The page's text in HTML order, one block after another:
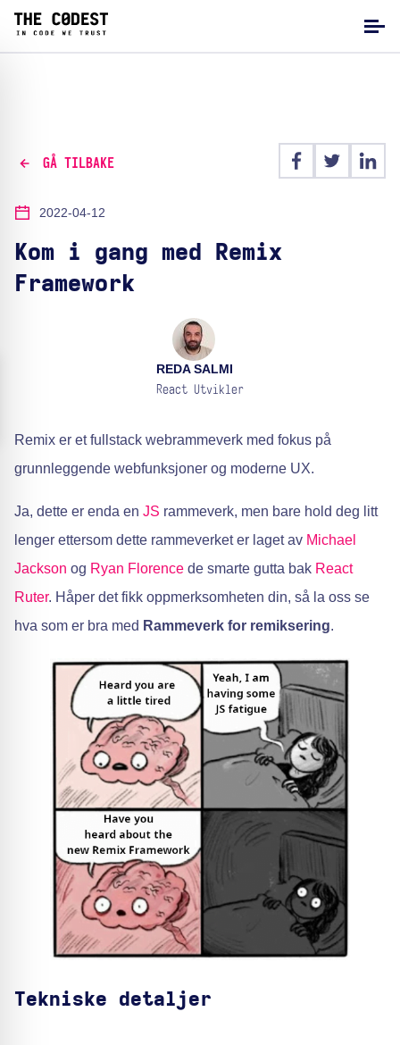
GÅ TILBAKE
2022-04-12
Kom i gang med Remix
Framework
REDA SALMI
React Utvikler
Remix er et fullstack webrammeverk med fokus på
grunnleggende webfunksjoner og moderne UX.
Ja, dette er enda en JS rammeverk, men bare hold deg litt
lenger ettersom dette rammeverket er laget av Michael
Jackson og Ryan Florence de smarte gutta bak React
Ruter. Håper det fikk oppmerksomheten din, så la oss se
hva som er bra med Rammeverk for remiksering.
Tekniske detaljer